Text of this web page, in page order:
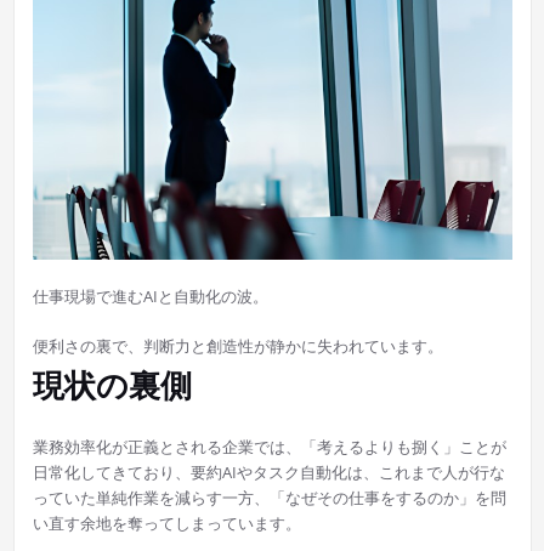
仕事現場で進むAIと自動化の波。
便利さの裏で、判断力と創造性が静かに失われています。
現状の裏側
業務効率化が正義とされる企業では、「考えるよりも捌く」ことが
日常化してきており、要約AIやタスク自動化は、これまで人が行な
っていた単純作業を減らす一方、「なぜその仕事をするのか」を問
い直す余地を奪ってしまっています。